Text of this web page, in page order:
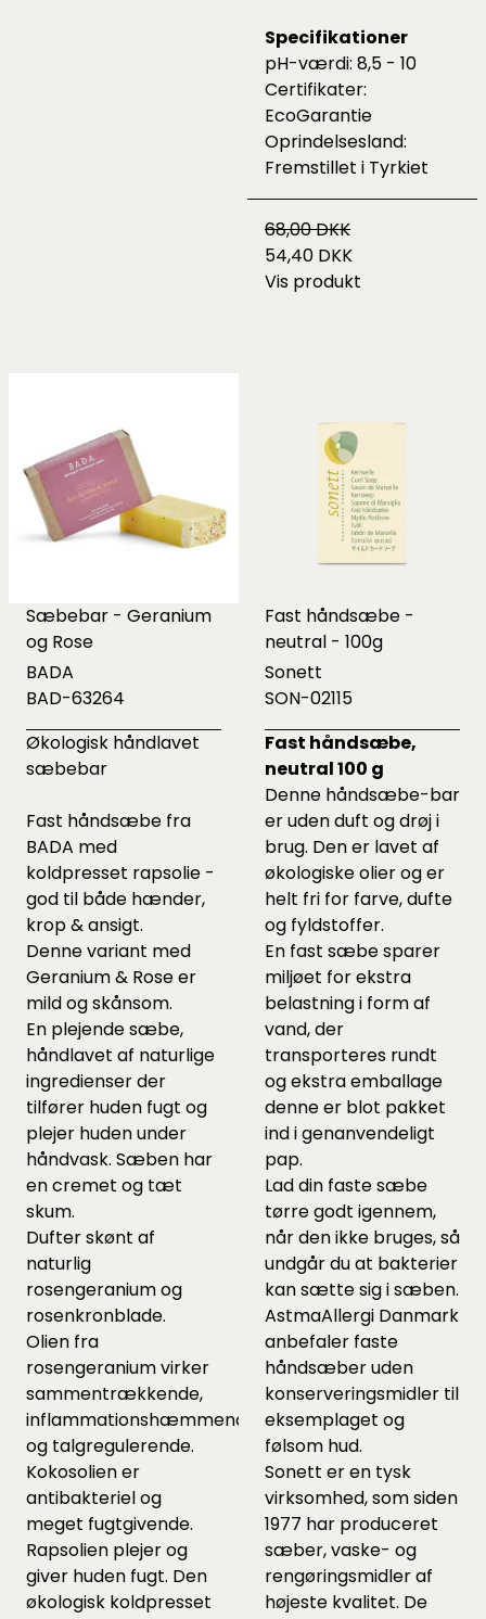
Specifikationer
pH-værdi: 8,5 - 10
Certifikater:
EcoGarantie
Oprindelsesland:
Fremstillet i Tyrkiet
68,00 DKK
54,40 DKK
Vis produkt
Sæbebar - Geranium
og Rose
BADA
BAD-63264
Økologisk håndlavet
sæbebar
Fast håndsæbe fra
BADA med
koldpresset rapsolie -
god til både hænder,
krop & ansigt.
Denne variant med
Geranium & Rose er
mild og skånsom.
En plejende sæbe,
håndlavet af naturlige
ingredienser der
tilfører huden fugt og
plejer huden under
håndvask. Sæben har
en cremet og tæt
skum.
Dufter skønt af
naturlig
rosengeranium og
rosenkronblade.
Olien fra
rosengeranium virker
sammentrækkende,
inflammationshæmmende
og talgregulerende.
Kokosolien er
antibakteriel og
meget fugtgivende.
Rapsolien plejer og
giver huden fugt. Den
økologisk koldpresset
Fast håndsæbe -
neutral - 100g
Sonett
SON-02115
Fast håndsæbe,
neutral 100 g
Denne håndsæbe-bar
er uden duft og drøj i
brug. Den er lavet af
økologiske olier og er
helt fri for farve, dufte
og fyldstoffer.
En fast sæbe sparer
miljøet for ekstra
belastning i form af
vand, der
transporteres rundt
og ekstra emballage
denne er blot pakket
ind i genanvendeligt
pap.
Lad din faste sæbe
tørre godt igennem,
når den ikke bruges, så
undgår du at bakterier
kan sætte sig i sæben.
AstmaAllergi Danmark
anbefaler faste
håndsæber uden
konserveringsmidler til
eksemplaget og
følsom hud.
Sonett er en tysk
virksomhed, som siden
1977 har produceret
sæber, vaske- og
rengøringsmidler af
højeste kvalitet. De